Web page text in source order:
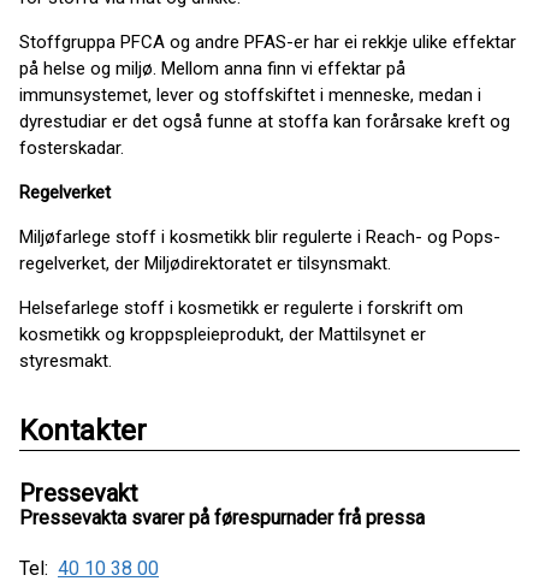
Stoffgruppa PFCA og andre PFAS-er har ei rekkje ulike effektar
på helse og miljø. Mellom anna finn vi effektar på
immunsystemet, lever og stoffskiftet i menneske, medan i
dyrestudiar er det også funne at stoffa kan forårsake kreft og
fosterskadar.
Regelverket
Miljøfarlege stoff i kosmetikk blir regulerte i Reach- og Pops-
regelverket, der Miljødirektoratet er tilsynsmakt.
Helsefarlege stoff i kosmetikk er regulerte i forskrift om
kosmetikk og kroppspleieprodukt, der Mattilsynet er
styresmakt.
Kontakter
Pressevakt
Pressevakta svarer på førespurnader frå pressa
Tel: 40 10 38 00